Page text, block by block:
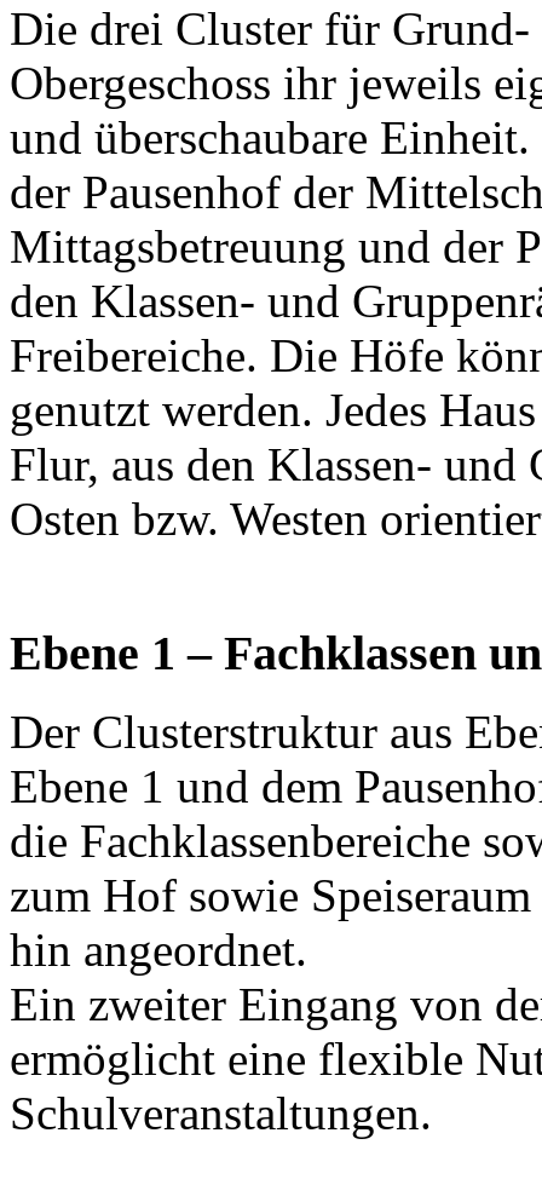
Die drei Cluster für
Obergeschoss ihr jeweils
und überschaubare
der Pausenhof der
Mittagsbetreuung und der
den Klassen- und
Freibereiche. Die Höfe
genutzt werden. Jedes
Flur, aus den Klassen- und
Osten bzw. Westen
Ebene 1 – Fachklassen
Der Clusterstruktur aus
Ebene 1 und dem
die Fachklassenbereiche
zum Hof sowie
hin angeordnet.
Ein zweiter Eingang von
ermöglicht eine flexible
Schulveranstaltungen.